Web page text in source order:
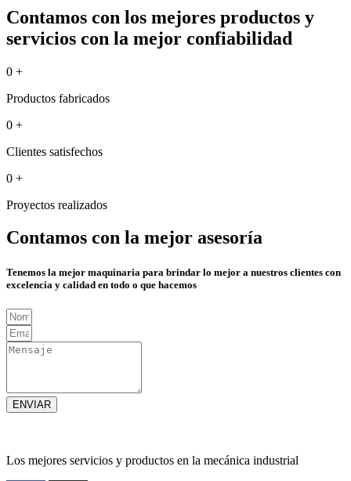
Contamos con los mejores productos y
servicios con la mejor confiabilidad
0 +
Productos fabricados
0 +
Clientes satisfechos
0 +
Proyectos realizados
Contamos con la mejor asesoría
Tenemos la mejor maquinaria para brindar lo mejor a nuestros clientes con
excelencia y calidad en todo o que hacemos
ENVIAR
Los mejores servicios y productos en la mecánica industrial